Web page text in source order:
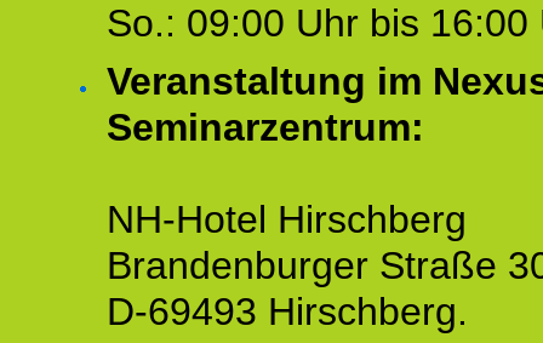
So.: 09:00 Uhr bis 16:00
Veranstaltung im
Seminarzentrum:
NH-Hotel Hirschberg
Brandenburger Straße
D-69493 Hirschberg.